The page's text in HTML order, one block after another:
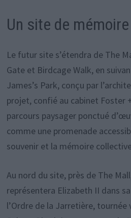
Un site de
Le futur site s’étendra de The
Gate et Birdcage Walk, en
James’s Park, conçu par
projet, confié au cabinet Foster
parcours paysager ponctué
comme une promenade
souvenir et la mémoire
Au nord du site, près de The
représentera Elizabeth II dans
l’Ordre de la Jarretière, tournée